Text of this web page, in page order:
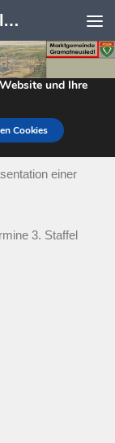
Kulturverein Museum Marienthal-Gramatneusiedl
einer
3. Staffel
von ihnen sind
und Ihre
Cookies